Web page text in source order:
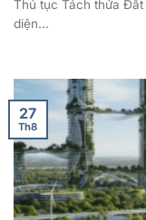
Thủ tục Tách thửa Đất
diện...
27
Th8